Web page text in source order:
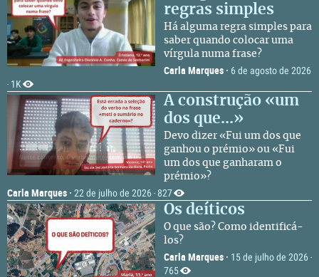
regras simples
Há alguma regra simples para
saber quando colocar uma
vírgula numa frase?
Carla Marques · 6 de agosto de 2026
· 1K
A construção «um
dos que...»
Devo dizer «Fui um dos que
ganhou o prémio» ou «Fui
um dos que ganharam o
prémio»?
Carla Marques · 22 de julho de 2026 · 827
Os deíticos
O que são? Como identificá-
los?
Carla Marques · 15 de julho de 2026 ·
765